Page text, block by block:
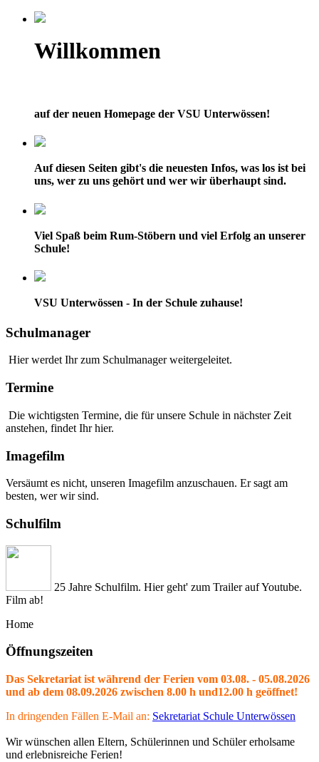
Willkommen
auf der neuen Homepage der VSU Unterwössen!
Auf diesen Seiten gibt's die neuesten Infos, was los ist bei
uns, wer zu uns gehört und wer wir überhaupt sind.
Viel Spaß beim Rum-Stöbern und viel Erfolg an unserer
Schule!
VSU Unterwössen - In der Schule zuhause!
Schulmanager
Hier werdet Ihr zum Schulmanager weitergeleitet.
Termine
Die wichtigsten Termine, die für unsere Schule in nächster Zeit
anstehen, findet Ihr hier.
Imagefilm
Versäumt es nicht, unseren Imagefilm anzuschauen. Er sagt am
besten, wer wir sind.
Schulfilm
25 Jahre Schulfilm. Hier geht' zum Trailer auf Youtube.
Film ab!
Home
Öffnungszeiten
Das Sekretariat ist während der Ferien vom 03.08. - 05.08.2026
und ab dem 08.09.2026 zwischen 8.00 h und12.00 h geöffnet!
In dringenden Fällen E-Mail an: Sekretariat Schule Unterwössen
Wir wünschen allen Eltern, Schülerinnen und Schüler erholsame
und erlebnisreiche Ferien!